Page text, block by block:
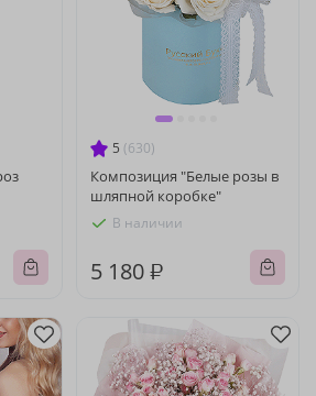
5 (630)
Композиция "Белые розы в
шляпной коробке"
В наличии
5 180 ₽